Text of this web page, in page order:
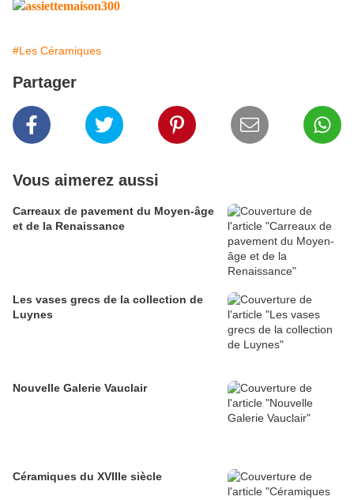
#Les Céramiques
Partager
Vous aimerez aussi
Carreaux de pavement du Moyen-âge
et de la Renaissance
Les vases grecs de la collection de
Luynes
Nouvelle Galerie Vauclair
Céramiques du XVIIIe siècle